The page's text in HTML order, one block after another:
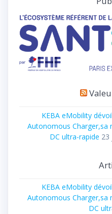
KEBA eMobility
Autonomous Charger,sa
DC ultra-rapide 23
KEBA eMobility
Autonomous Charger,sa
DC